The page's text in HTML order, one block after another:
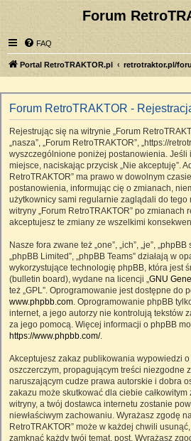
Forum
FAQ
Portal RetroTRAKTOR.pl retrotraktor.pl/
Forum RetroTRAKTOR -
Rejestrując się na witrynie „Forum
„nasza”, „Forum RetroTRAKTOR”, „https://
wyszczególnione poniżej postanowienia. Jeśli
miejsce, naciskając przycisk „Nie akceptuję”.
RetroTRAKTOR” ma prawo w dowolnym
postanowienia, informując cię o zmianach,
użytkownicy sami regularnie zaglądali do tego
witryny „Forum RetroTRAKTOR” po zmianach
akceptujesz te zmiany ze wszelkimi
Nasze fora zwane też „one”, „ich”, „je”,
„phpBB Limited”, „phpBB Teams” działają w
wykorzystujące technologię phpBB, która jest
(bulletin board), wydane na licencji „GNU
też „GPL”. Oprogramowanie jest dostępne do
www.phpbb.com. Oprogramowanie phpBB
internet, a jego autorzy nie kontrolują tekstów
za jego pomocą. Więcej informacji o phpBB
https://www.phpbb.com/.
Akceptujesz zakaz publikowania wypowiedzi
oszczerczym, propagującym treści niezgodne
naruszającym cudze prawa autorskie i dobra
zakazu może skutkować dla ciebie
witryny, a twój dostawca internetu zostanie
niewłaściwym zachowaniu. Wyrażasz zgodę
RetroTRAKTOR” może w każdej chwili
zamknąć każdy twój temat, post. Wyrażasz